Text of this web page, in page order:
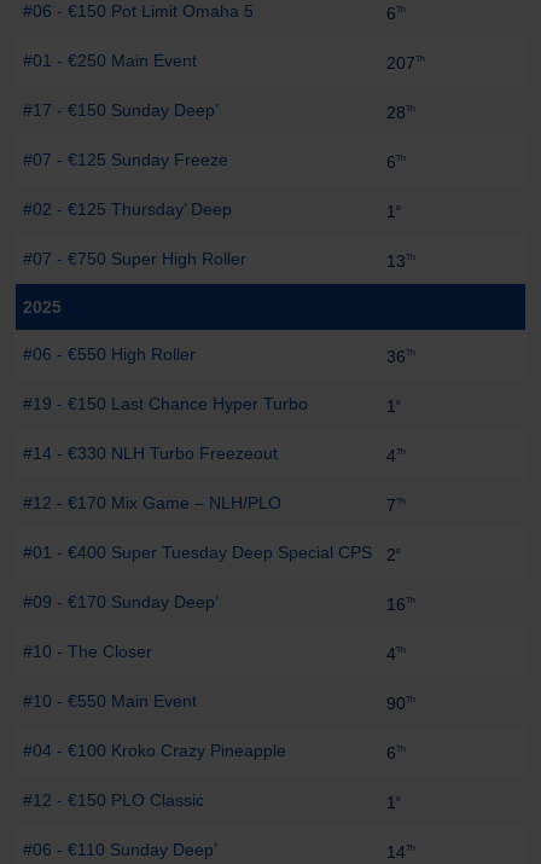
#06 - €150 Pot Limit Omaha 5 6Th
#01 - €250 Main Event 207Th
#17 - €150 Sunday Deep’ 28Th
#07 - €125 Sunday Freeze 6Th
#02 - €125 Thursday’ Deep 1e
#07 - €750 Super High Roller 13Th
2025
#06 - €550 High Roller 36Th
#19 - €150 Last Chance Hyper Turbo 1e
#14 - €330 NLH Turbo Freezeout 4Th
#12 - €170 Mix Game – NLH/PLO 7Th
#01 - €400 Super Tuesday Deep Special CPS 2e
#09 - €170 Sunday Deep’ 16Th
#10 - The Closer 4Th
#10 - €550 Main Event 90Th
#04 - €100 Kroko Crazy Pineapple 6Th
#12 - €150 PLO Classic 1e
#06 - €110 Sunday Deep’ 14Th